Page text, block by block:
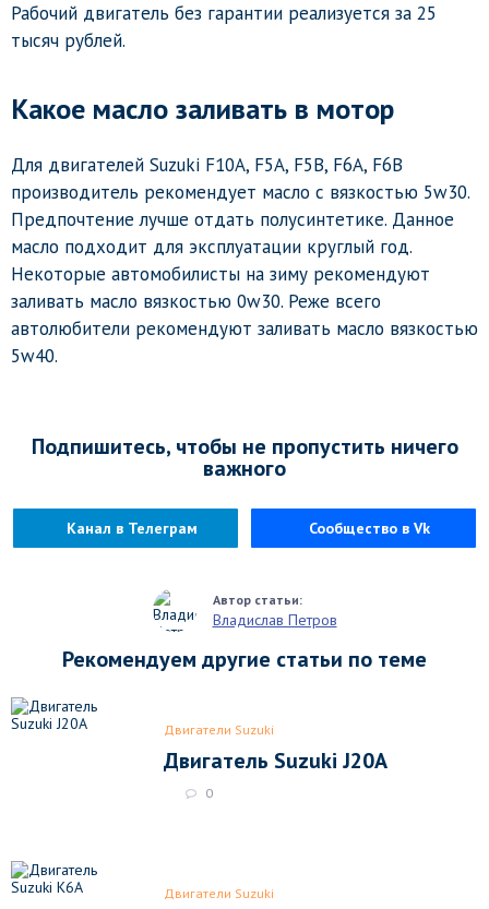
Рабочий двигатель без гарантии реализуется за 25
тысяч рублей.
Какое масло заливать в мотор
Для двигателей Suzuki F10A, F5A, F5B, F6A, F6B
производитель рекомендует масло с вязкостью 5w30.
Предпочтение лучше отдать полусинтетике. Данное
масло подходит для эксплуатации круглый год.
Некоторые автомобилисты на зиму рекомендуют
заливать масло вязкостью 0w30. Реже всего
автолюбители рекомендуют заливать масло вязкостью
5w40.
Подпишитесь, чтобы не пропустить ничего
важного
Канал в Телеграм Сообщество в Vk
Владислав Петров
Рекомендуем другие статьи по теме
Двигатели Suzuki
Двигатель Suzuki J20A
0
Двигатели Suzuki